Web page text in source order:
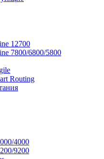
12700
7800/6800/5800
Routing
4000
9200